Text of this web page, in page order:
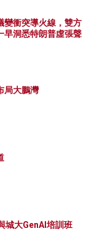
變衝突導火線，雙方
早洞悉特朗普虛張聲
局大鵬灣
城大GenAI培訓班